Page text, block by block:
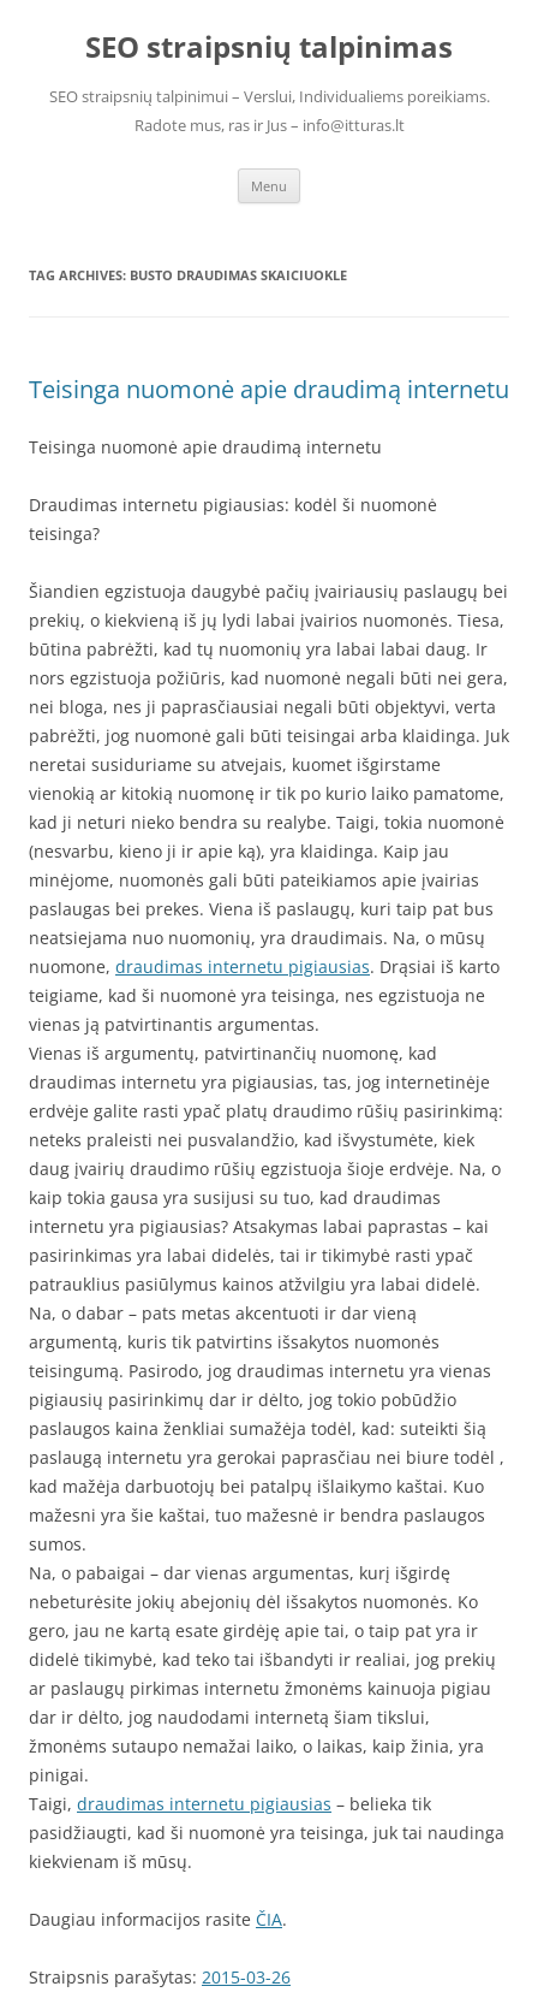
contentSEO straipsnių talpinimas
SEO straipsnių talpinimui – Verslui, Individualiems poreikiams.
Radote mus, ras ir Jus – info@itturas.lt
Menu
TAG ARCHIVES: BUSTO DRAUDIMAS SKAICIUOKLE
Teisinga nuomonė apie draudimą internetu
Teisinga nuomonė apie draudimą internetu
Draudimas internetu pigiausias: kodėl ši nuomonė
teisinga?
Šiandien egzistuoja daugybė pačių įvairiausių paslaugų bei
prekių, o kiekvieną iš jų lydi labai įvairios nuomonės. Tiesa,
būtina pabrėžti, kad tų nuomonių yra labai labai daug. Ir
nors egzistuoja požiūris, kad nuomonė negali būti nei gera,
nei bloga, nes ji paprasčiausiai negali būti objektyvi, verta
pabrėžti, jog nuomonė gali būti teisingai arba klaidinga. Juk
neretai susiduriame su atvejais, kuomet išgirstame
vienokią ar kitokią nuomonę ir tik po kurio laiko pamatome,
kad ji neturi nieko bendra su realybe. Taigi, tokia nuomonė
(nesvarbu, kieno ji ir apie ką), yra klaidinga. Kaip jau
minėjome, nuomonės gali būti pateikiamos apie įvairias
paslaugas bei prekes. Viena iš paslaugų, kuri taip pat bus
neatsiejama nuo nuomonių, yra draudimais. Na, o mūsų
nuomone, draudimas internetu pigiausias. Drąsiai iš karto
teigiame, kad ši nuomonė yra teisinga, nes egzistuoja ne
vienas ją patvirtinantis argumentas.
Vienas iš argumentų, patvirtinančių nuomonę, kad
draudimas internetu yra pigiausias, tas, jog internetinėje
erdvėje galite rasti ypač platų draudimo rūšių pasirinkimą:
neteks praleisti nei pusvalandžio, kad išvystumėte, kiek
daug įvairių draudimo rūšių egzistuoja šioje erdvėje. Na, o
kaip tokia gausa yra susijusi su tuo, kad draudimas
internetu yra pigiausias? Atsakymas labai paprastas – kai
pasirinkimas yra labai didelės, tai ir tikimybė rasti ypač
patrauklius pasiūlymus kainos atžvilgiu yra labai didelė.
Na, o dabar – pats metas akcentuoti ir dar vieną
argumentą, kuris tik patvirtins išsakytos nuomonės
teisingumą. Pasirodo, jog draudimas internetu yra vienas
pigiausių pasirinkimų dar ir dėlto, jog tokio pobūdžio
paslaugos kaina ženkliai sumažėja todėl, kad: suteikti šią
paslaugą internetu yra gerokai paprasčiau nei biure todėl ,
kad mažėja darbuotojų bei patalpų išlaikymo kaštai. Kuo
mažesni yra šie kaštai, tuo mažesnė ir bendra paslaugos
sumos.
Na, o pabaigai – dar vienas argumentas, kurį išgirdę
nebeturėsite jokių abejonių dėl išsakytos nuomonės. Ko
gero, jau ne kartą esate girdėję apie tai, o taip pat yra ir
didelė tikimybė, kad teko tai išbandyti ir realiai, jog prekių
ar paslaugų pirkimas internetu žmonėms kainuoja pigiau
dar ir dėlto, jog naudodami internetą šiam tikslui,
žmonėms sutaupo nemažai laiko, o laikas, kaip žinia, yra
pinigai.
Taigi, draudimas internetu pigiausias – belieka tik
pasidžiaugti, kad ši nuomonė yra teisinga, juk tai naudinga
kiekvienam iš mūsų.
Daugiau informacijos rasite ČIA.
Straipsnis parašytas: 2015-03-26